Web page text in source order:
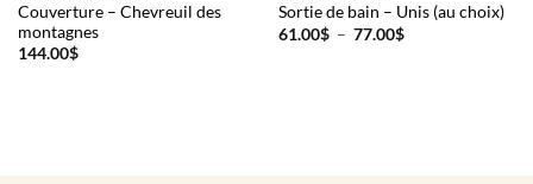
Couverture – Chevreuil des
montagnes
144.00$
Sortie de bain – Unis (au choix)
61.00$ – 77.00$Plage